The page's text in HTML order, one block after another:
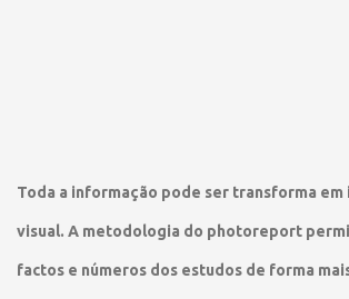
Toda a informação pode ser transforma em
visual. A metodologia do photoreport
factos e números dos estudos de forma